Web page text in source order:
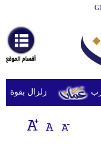
أخبارعاجلة
رياضة
ثقافة
إقتصاد
زلزال بقوة 6.3 درجة يضرب جنوب الفلبين دون تحذيرات من تسونامي أو أضرار فورية